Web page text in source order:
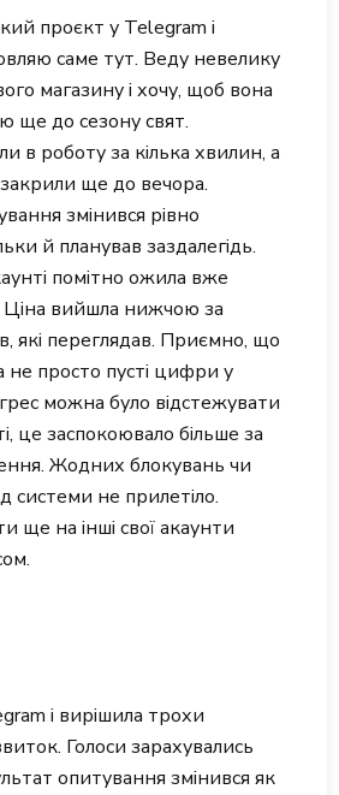
проєкт у Telegram і
саме тут. Веду невелику
магазину і хочу, щоб вона
ще до сезону свят.
в роботу за кілька хвилин, а
ще до вечора.
змінився рівно
й планував заздалегідь.
помітно ожила вже
Ціна вийшла нижчою за
які переглядав. Приємно, що
не просто пусті цифри у
можна було відстежувати
це заспокоювало більше за
Жодних блокувань чи
системи не прилетіло.
ще на інші свої акаунти
і вирішила трохи
Голоси зарахувались
опитування змінився як